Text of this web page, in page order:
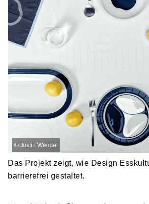
© Justin Wendel
Das Projekt zeigt, wie Design
barrierefrei gestaltet.